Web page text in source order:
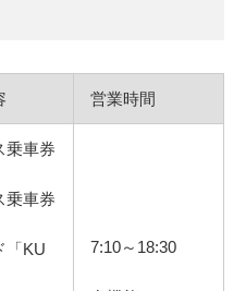
営業時間
乗車券
乗車券
「KU
7:10～18:30